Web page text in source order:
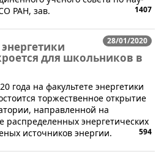
РАН, зав.
1407
28/01/2020
для школьников в
года на факультете энергетики
торжественное открытие
направленной на
распределенных энергетических
источников энергии.
594